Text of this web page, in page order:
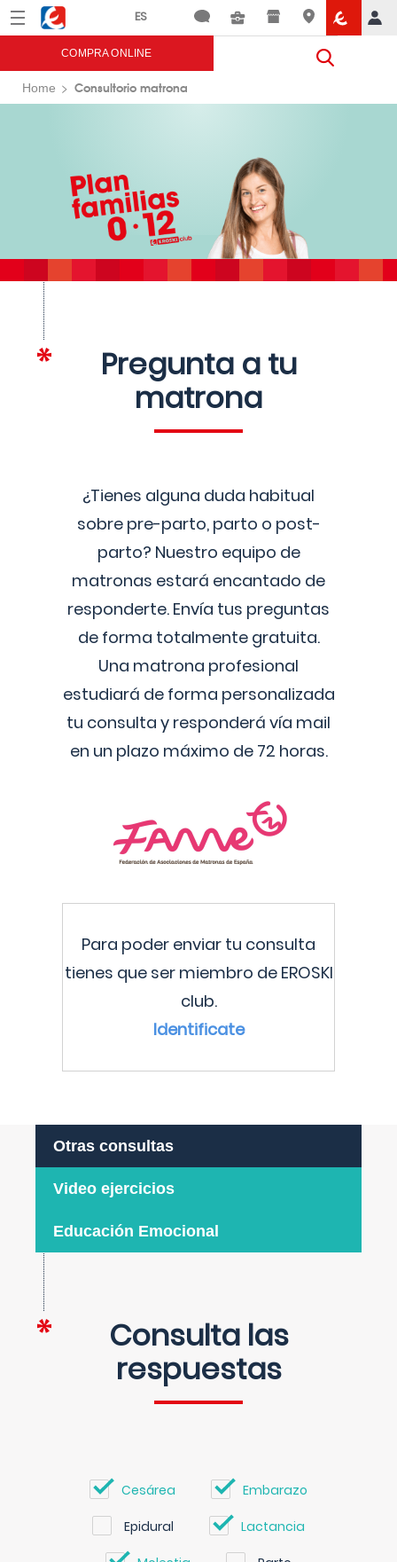
Menú Eroski
COMPRA ONLINE
Home Consultorio matrona
Pregunta a tu
matrona
¿Tienes alguna duda habitual
sobre pre-parto, parto o post-
parto? Nuestro equipo de
matronas estará encantado de
responderte. Envía tus preguntas
de forma totalmente gratuita.
Una matrona profesional
estudiará de forma personalizada
tu consulta y responderá vía mail
en un plazo máximo de 72 horas.
Para poder enviar tu consulta
tienes que ser miembro de EROSKI
club.
Identificate
Otras consultas
Video ejercicios
Educación Emocional
Consulta las
respuestas
Cesárea Embarazo
Epidural Lactancia